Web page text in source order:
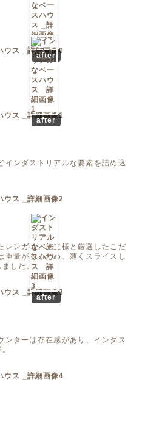
after
after
インダストリアルな要素を詰め込
レンガは、施主様と厳選したこだ
重量があるため、薄くスライスし
ました。
after
ンターは存在感があり、インダス